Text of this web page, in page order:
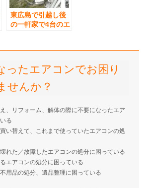
東広島で引越し後
の一軒家で4台のエ
ったエアコンでお困り
せんか？
、リフォーム、解体の際に不要になったエア
る
い替えて、これまで使っていたエアコンの処
れた／故障したエアコンの処分に困っている
エアコンの処分に困っている
用品の処分、遺品整理に困っている